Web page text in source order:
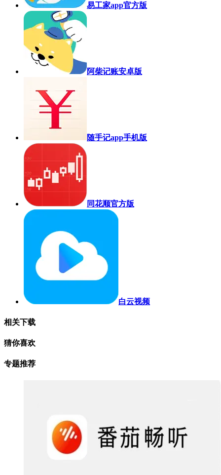
易工家app官方版
阿柴记账安卓版
随手记app手机版
同花顺官方版
白云视频
相关下载
猜你喜欢
专题推荐